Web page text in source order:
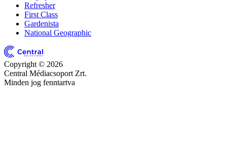
Refresher
First Class
Gardenista
National Geographic
Copyright © 2026
Central Médiacsoport Zrt.
Minden jog fenntartva